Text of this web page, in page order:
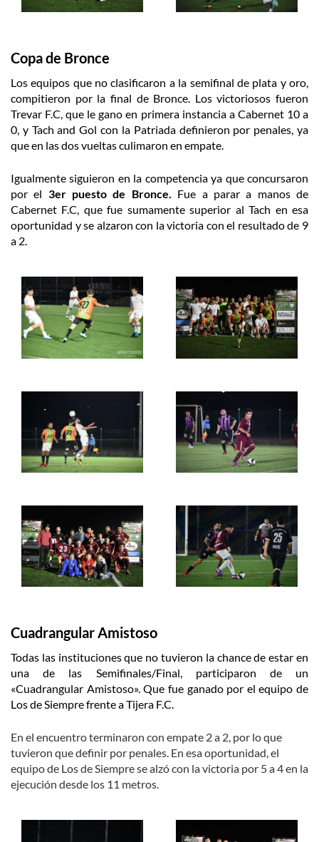
Copa de Bronce
Los equipos que no clasificaron a la semifinal de plata y oro,
compitieron por la final de Bronce. Los victoriosos fueron
Trevar F.C, que le gano en primera instancia a Cabernet 10 a
0, y Tach and Gol con la Patriada definieron por penales, ya
que en las dos vueltas culimaron en empate.
Igualmente siguieron en la competencia ya que concursaron
por el 3er puesto de Bronce. Fue a parar a manos de
Cabernet F.C, que fue sumamente superior al Tach en esa
oportunidad y se alzaron con la victoria con el resultado de 9
a 2.
Cuadrangular Amistoso
Todas las instituciones que no tuvieron la chance de estar en
una de las Semifinales/Final, participaron de un
«Cuadrangular Amistoso». Que fue ganado por el equipo de
Los de Siempre frente a Tijera F.C.
En el encuentro terminaron con empate 2 a 2, por lo que
tuvieron que definir por penales. En esa oportunidad, el
equipo de Los de Siempre se alzó con la victoria por 5 a 4 en la
ejecución desde los 11 metros.